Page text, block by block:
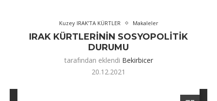
Kuzey IRAK’TA KÜRTLER Makaleler
IRAK KÜRTLERİNİN SOSYOPOLİTİK
DURUMU
tarafından eklendi Bekirbicer
20.12.2021